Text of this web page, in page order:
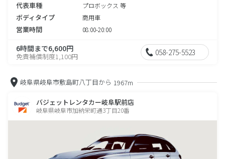
代表車種 プロボックス 等
ボディタイプ 商用車
営業時間 08:00-20:00
6時間まで6,600円
免責補償制度1,100円 058-275-5523
岐阜県岐阜市敷島町八丁目から 1967m
バジェットレンタカー岐阜駅前店
岐阜県岐阜市加納栄町通3丁目20番